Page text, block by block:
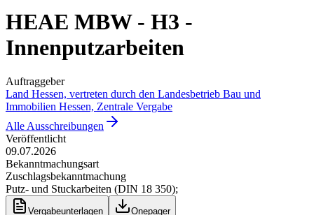
HEAE MBW - H3 -
Innenputzarbeiten
Auftraggeber
Land Hessen, vertreten durch den Landesbetrieb Bau und
Immobilien Hessen, Zentrale Vergabe
Alle Ausschreibungen
Veröffentlicht
09.07.2026
Bekanntmachungsart
Zuschlagsbekanntmachung
Putz- und Stuckarbeiten (DIN 18 350);
Vergabeunterlagen Onepager